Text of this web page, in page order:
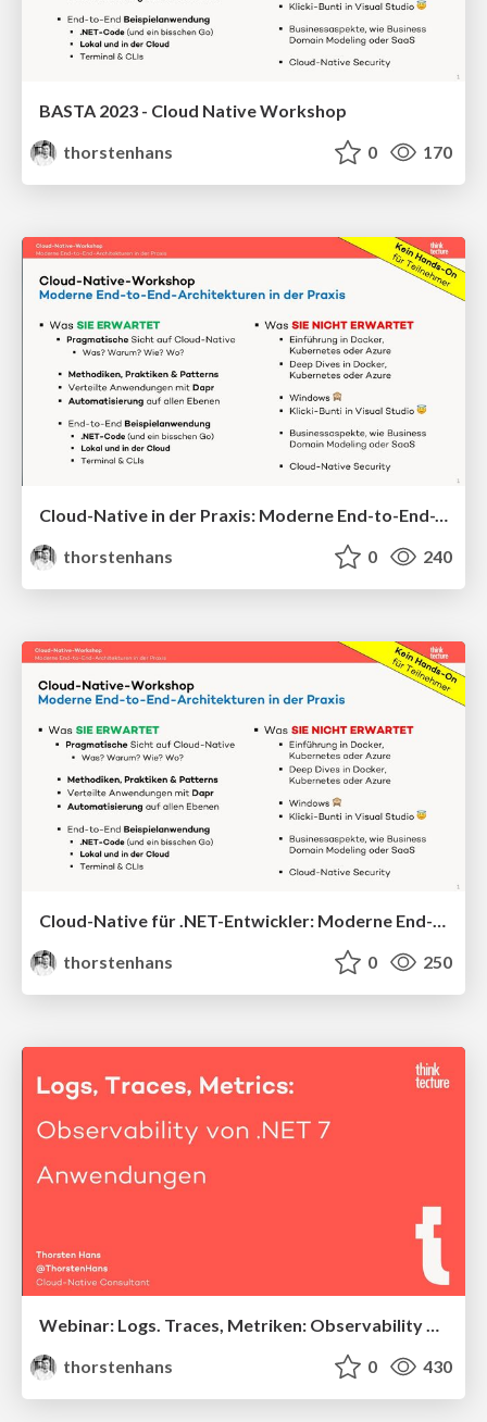
BASTA 2023 - Cloud Native Workshop
thorstenhans
0 170
Cloud-Native in der Praxis: Moderne End-to-End-Architekturen
thorstenhans
0 240
thorstenhans
0 250
Webinar: Logs. Traces, Metriken: Observability von .NET 7-Anwendungen
thorstenhans
0 430